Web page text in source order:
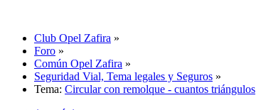
Club Opel Zafira »
Foro »
Común Opel Zafira »
Seguridad Vial, Tema legales y Seguros »
Tema: Circular con remolque - cuantos triángulos